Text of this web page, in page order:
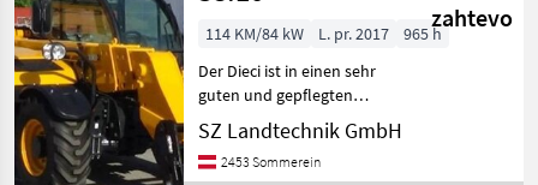
zahtevo
114 KM/84 kW L. pr. 2017
965 h
Der Dieci ist in einen sehr
guten und gepflegten
Zustand. Jederzeit ist eine
Besichtigung bei uns
persönlich möglich.
SZ Landtechnik GmbH
2453 Sommerein